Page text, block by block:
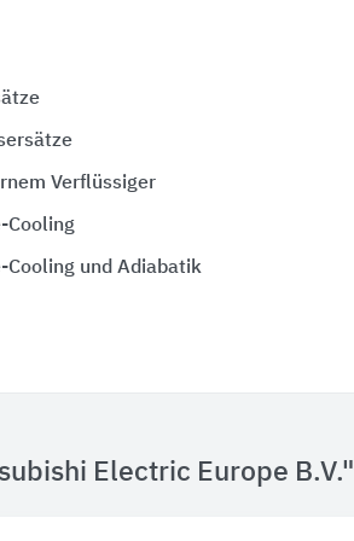
Verflüssiger
Cooling
und Adiabatik
Electric Europe B.V."